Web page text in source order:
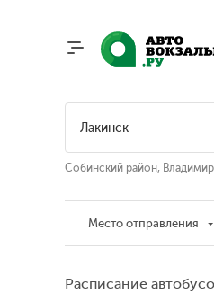
Собинский район,
Место отправления
Расписание